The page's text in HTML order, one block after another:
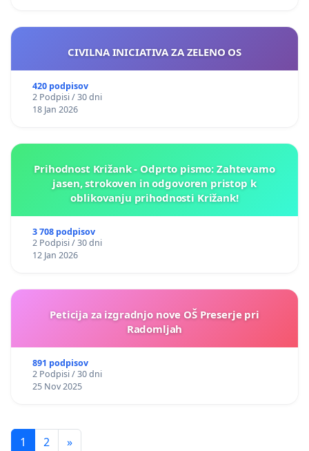
CIVILNA INICIATIVA ZA ZELENO OS
420 podpisov
2 Podpisi / 30 dni
18 Jan 2026
Prihodnost Križank - Odprto pismo: Zahtevamo
jasen, strokoven in odgovoren pristop k
oblikovanju prihodnosti Križank!
3 708 podpisov
2 Podpisi / 30 dni
12 Jan 2026
Peticija za izgradnjo nove OŠ Preserje pri
Radomljah
891 podpisov
2 Podpisi / 30 dni
25 Nov 2025
1 2 »